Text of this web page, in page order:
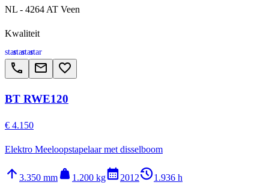
NL - 4264 AT Veen
Kwaliteit
starstarstarstar
call email favorite_border
BT RWE120
€ 4.150
Elektro Meeloopstapelaar met disselboom
arrow_upward 3.350 mm weight 1.200 kgcalendar_month2012history_21.936 h